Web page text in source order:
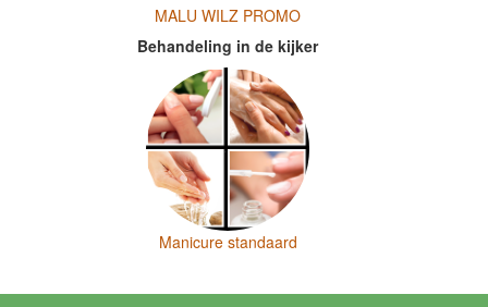
MALU WILZ PROMO
Behandeling in de kijker
Manicure standaard